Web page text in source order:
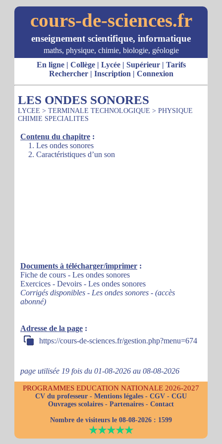
cours-de-sciences.fr
enseignement scientifique, informatique
maths, physique, chimie, biologie, géologie
En ligne| Collège| Lycée| Supérieur| Tarifs
Rechercher| Inscription | Connexion
LES ONDES SONORES
LYCEE > TERMINALE TECHNOLOGIQUE > PHYSIQUE
CHIMIE SPECIALITES
Contenu du chapitre :
1. Les ondes sonores
2. Caractéristiques d’un son
Documents à télécharger/imprimer :
Fiche de cours - Les ondes sonores
Exercices - Devoirs - Les ondes sonores
Corrigés disponibles - Les ondes sonores - (accès
abonné)
Adresse de la page :
https://cours-de-sciences.fr/gestion.php?menu=674
page utilisée 19 fois du 01-08-2026 au 08-08-2026
PROGRAMMES EDUCATION NATIONALE 2026-2027
CV du professeur - Mentions légales - CGV - CGU
Ouvrages scolaires - Partenaires - Contact
Nombre de visiteurs le 08-08-2026 : 1599
★★★★★